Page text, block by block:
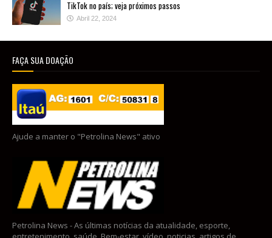
TikTok no país; veja próximos passos
Abril 22, 2024
FAÇA SUA DOAÇÃO
Ajude a manter o "Petrolina News" ativo
Petrolina News - As últimas notícias da atualidade, esporte,